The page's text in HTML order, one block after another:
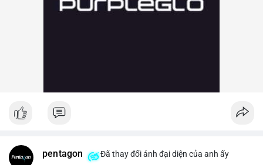
pentagon Đã thay đổi ảnh đại diện của anh ấy